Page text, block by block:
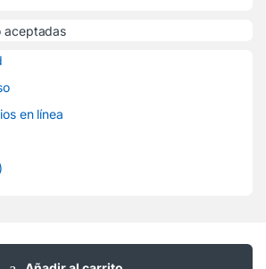
en línea
preguntas ? Llámanos